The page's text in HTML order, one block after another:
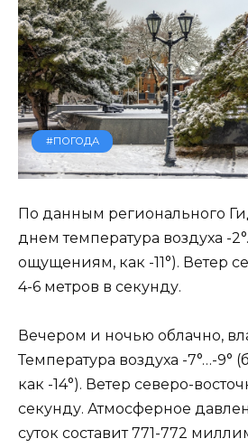
#ПОГОДА
По данным регионального
днем температура воздуха -
ощущениям, как -11°). Ветер
4-6 метров в секунду.
Вечером и ночью облачно,
Температура воздуха -7°…-9°
как -14°). Ветер северо-
секунду. Атмосферное
суток составит 771-772